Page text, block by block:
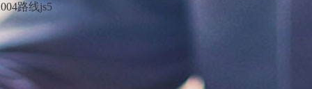
路线js5